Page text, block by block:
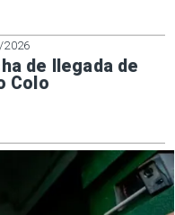
2026
de llegada de
Colo